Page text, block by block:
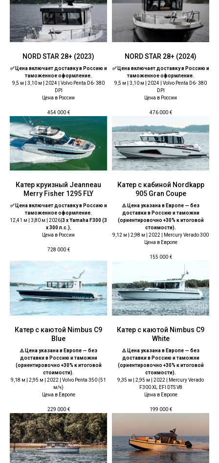
NORD STAR 28+ (2023)
✅ Цена включает доставку в Россию и
таможенное оформление.
9,5 м | 3,10 м | 2024 | Volvo Penta D6- 380
DPI
Цена в России
454 000 €
NORD STAR 28+ (2024)
✅ Цена включает доставку в Россию и
таможенное оформление.
9,5 м | 3,10 м | 2024 | Volvo Penta D6- 380
DPI
Цена в России
476 000 €
Катер круизный Jeanneau
Merry Fisher 1295 FLY
✅ Цена включает доставку в Россию и
таможенное оформление.
12,41 м | 3,80 м | 2026| 3 x Yamaha F300 (3
x 300 л.с.)
Цена в России
728 000 €
Катер с кабиной Nordkapp
905 Gran Coupe
⚠️ Цена указана в Европе — без
доставки в Россию и таможни
(ориентировочно +30% к итоговой
стоимости).
9,12 м | 2,98 м | 2022 | Mercury Verado 300
Цена в Европе
155 000 €
Катер с каютой Nimbus C9
Blue
⚠️ Цена указана в Европе — без
доставки в Россию и таможни
(ориентировочно +30% к итоговой
стоимости).
9,18 м | 2,95 м | 2022 | Volvo Penta 350 (51
м/ч)
Цена в Европе
229 000 €
Катер с каютой Nimbus C9
White
⚠️ Цена указана в Европе — без
доставки в Россию и таможни
(ориентировочно +30% к итоговой
стоимости).
9,35 м | 2,95 м | 2022 | Mercury Verado
F300 XL EFI DTS V8
Цена в Европе
199 000 €